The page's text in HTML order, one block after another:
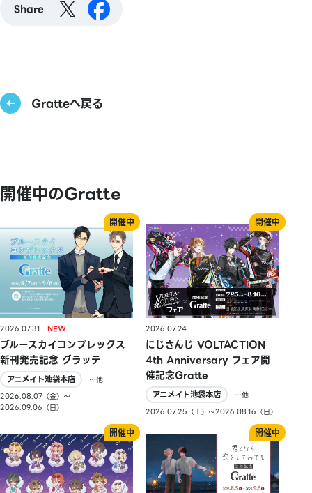
Share
Gratteへ戻る
開催中のGratte
2026.07.31
ブルースカイコンプレックス
新刊発売記念 グラッテ
アニメイト池袋本店
…他
2026.08.07（金）〜
2026.09.06（日）
2026.07.24
にじさんじ VOLTACTION
4th Anniversary フェア開
催記念Gratte
アニメイト池袋本店
…他
2026.07.25（土）〜2026.08.16（日）